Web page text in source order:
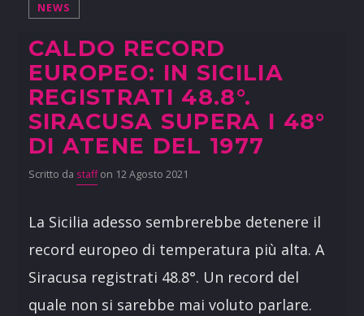
NEWS
CALDO RECORD
EUROPEO: IN SICILIA
REGISTRATI 48.8°.
SIRACUSA SUPERA I 48°
DI ATENE DEL 1977
Scritto da staffon 12 Agosto 2021
La Sicilia adesso sembrerebbe detenere il
record europeo di temperatura più alta. A
Siracusa registrati 48.8°. Un record del
quale non si sarebbe mai voluto parlare.